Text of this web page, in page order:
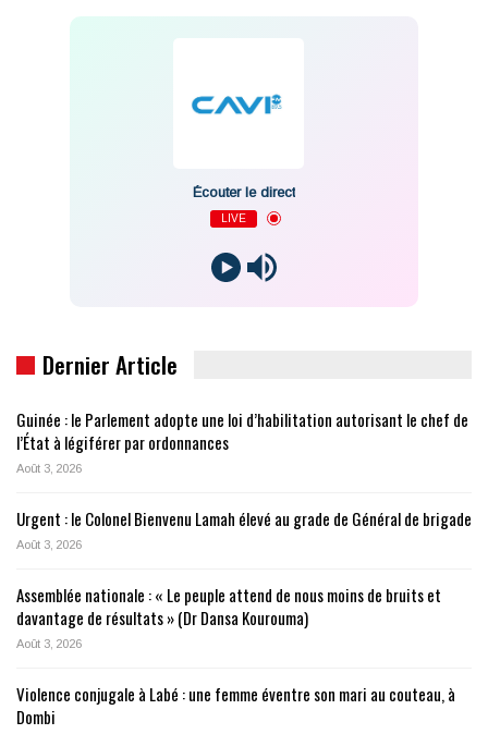
Écouter le direct
LIVE
Dernier Article
Guinée : le Parlement adopte une loi d’habilitation autorisant le chef de
l’État à légiférer par ordonnances
Août 3, 2026
Urgent : le Colonel Bienvenu Lamah élevé au grade de Général de brigade
Août 3, 2026
Assemblée nationale : « Le peuple attend de nous moins de bruits et
davantage de résultats » (Dr Dansa Kourouma)
Août 3, 2026
Violence conjugale à Labé : une femme éventre son mari au couteau, à
Dombi